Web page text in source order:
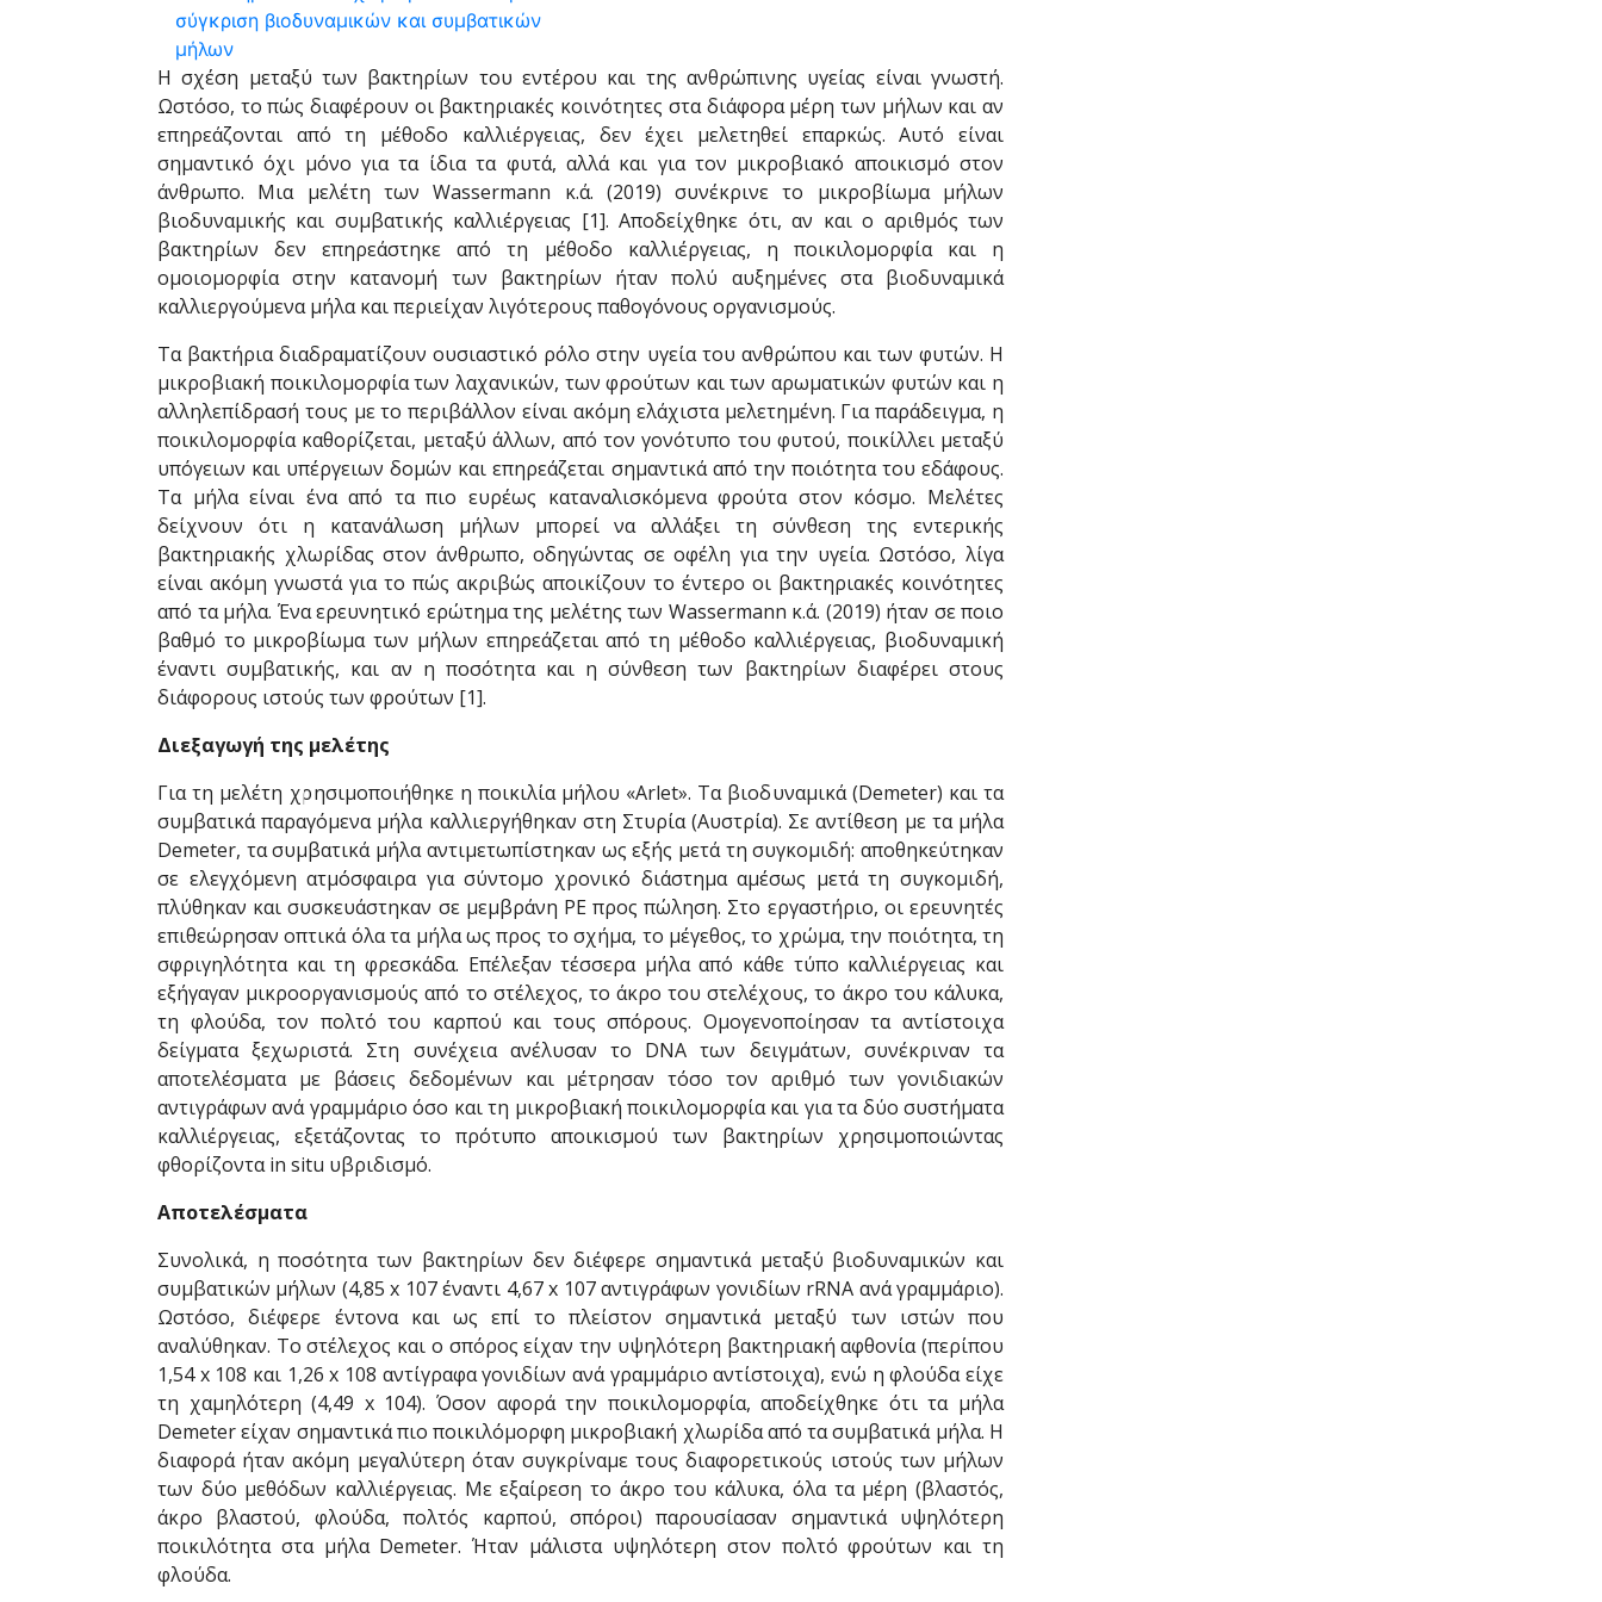
Η σχέση μεταξύ των βακτηρίων του εντέρου και της ανθρώπινης υγείας είναι γνωστή.
Ωστόσο, το πώς διαφέρουν οι βακτηριακές κοινότητες στα διάφορα μέρη των μήλων και αν
επηρεάζονται από τη μέθοδο καλλιέργειας, δεν έχει μελετηθεί επαρκώς. Αυτό είναι
σημαντικό όχι μόνο για τα ίδια τα φυτά, αλλά και για τον μικροβιακό αποικισμό στον
άνθρωπο. Μια μελέτη των Wassermann κ.ά. (2019) συνέκρινε το μικροβίωμα μήλων
βιοδυναμικής και συμβατικής καλλιέργειας [1]. Αποδείχθηκε ότι, αν και ο αριθμός των
βακτηρίων δεν επηρεάστηκε από τη μέθοδο καλλιέργειας, η ποικιλομορφία και η
ομοιομορφία στην κατανομή των βακτηρίων ήταν πολύ αυξημένες στα βιοδυναμικά
καλλιεργούμενα μήλα και περιείχαν λιγότερους παθογόνους οργανισμούς.
Τα βακτήρια διαδραματίζουν ουσιαστικό ρόλο στην υγεία του ανθρώπου και των φυτών. Η
μικροβιακή ποικιλομορφία των λαχανικών, των φρούτων και των αρωματικών φυτών και η
αλληλεπίδρασή τους με το περιβάλλον είναι ακόμη ελάχιστα μελετημένη. Για παράδειγμα, η
ποικιλομορφία καθορίζεται, μεταξύ άλλων, από τον γονότυπο του φυτού, ποικίλλει μεταξύ
υπόγειων και υπέργειων δομών και επηρεάζεται σημαντικά από την ποιότητα του εδάφους.
Τα μήλα είναι ένα από τα πιο ευρέως καταναλισκόμενα φρούτα στον κόσμο. Μελέτες
δείχνουν ότι η κατανάλωση μήλων μπορεί να αλλάξει τη σύνθεση της εντερικής
βακτηριακής χλωρίδας στον άνθρωπο, οδηγώντας σε οφέλη για την υγεία. Ωστόσο, λίγα
είναι ακόμη γνωστά για το πώς ακριβώς αποικίζουν το έντερο οι βακτηριακές κοινότητες
από τα μήλα. Ένα ερευνητικό ερώτημα της μελέτης των Wassermann κ.ά. (2019) ήταν σε ποιο
βαθμό το μικροβίωμα των μήλων επηρεάζεται από τη μέθοδο καλλιέργειας, βιοδυναμική
έναντι συμβατικής, και αν η ποσότητα και η σύνθεση των βακτηρίων διαφέρει στους
διάφορους ιστούς των φρούτων [1].
Διεξαγωγή της μελέτης
Για τη μελέτη χρησιμοποιήθηκε η ποικιλία μήλου «Arlet». Τα βιοδυναμικά (Demeter) και τα
συμβατικά παραγόμενα μήλα καλλιεργήθηκαν στη Στυρία (Αυστρία). Σε αντίθεση με τα μήλα
Demeter, τα συμβατικά μήλα αντιμετωπίστηκαν ως εξής μετά τη συγκομιδή: αποθηκεύτηκαν
σε ελεγχόμενη ατμόσφαιρα για σύντομο χρονικό διάστημα αμέσως μετά τη συγκομιδή,
πλύθηκαν και συσκευάστηκαν σε μεμβράνη PE προς πώληση. Στο εργαστήριο, οι ερευνητές
επιθεώρησαν οπτικά όλα τα μήλα ως προς το σχήμα, το μέγεθος, το χρώμα, την ποιότητα, τη
σφριγηλότητα και τη φρεσκάδα. Επέλεξαν τέσσερα μήλα από κάθε τύπο καλλιέργειας και
εξήγαγαν μικροοργανισμούς από το στέλεχος, το άκρο του στελέχους, το άκρο του κάλυκα,
τη φλούδα, τον πολτό του καρπού και τους σπόρους. Ομογενοποίησαν τα αντίστοιχα
δείγματα ξεχωριστά. Στη συνέχεια ανέλυσαν το DNA των δειγμάτων, συνέκριναν τα
αποτελέσματα με βάσεις δεδομένων και μέτρησαν τόσο τον αριθμό των γονιδιακών
αντιγράφων ανά γραμμάριο όσο και τη μικροβιακή ποικιλομορφία και για τα δύο συστήματα
καλλιέργειας, εξετάζοντας το πρότυπο αποικισμού των βακτηρίων χρησιμοποιώντας
φθορίζοντα in situ υβριδισμό.
Αποτελέσματα
Συνολικά, η ποσότητα των βακτηρίων δεν διέφερε σημαντικά μεταξύ βιοδυναμικών και
συμβατικών μήλων (4,85 x 107 έναντι 4,67 x 107 αντιγράφων γονιδίων rRNA ανά γραμμάριο).
Ωστόσο, διέφερε έντονα και ως επί το πλείστον σημαντικά μεταξύ των ιστών που
αναλύθηκαν. Το στέλεχος και ο σπόρος είχαν την υψηλότερη βακτηριακή αφθονία (περίπου
1,54 x 108 και 1,26 x 108 αντίγραφα γονιδίων ανά γραμμάριο αντίστοιχα), ενώ η φλούδα είχε
τη χαμηλότερη (4,49 x 104). Όσον αφορά την ποικιλομορφία, αποδείχθηκε ότι τα μήλα
Demeter είχαν σημαντικά πιο ποικιλόμορφη μικροβιακή χλωρίδα από τα συμβατικά μήλα. Η
διαφορά ήταν ακόμη μεγαλύτερη όταν συγκρίναμε τους διαφορετικούς ιστούς των μήλων
των δύο μεθόδων καλλιέργειας. Με εξαίρεση το άκρο του κάλυκα, όλα τα μέρη (βλαστός,
άκρο βλαστού, φλούδα, πολτός καρπού, σπόροι) παρουσίασαν σημαντικά υψηλότερη
ποικιλότητα στα μήλα Demeter. Ήταν μάλιστα υψηλότερη στον πολτό φρούτων και τη
φλούδα.